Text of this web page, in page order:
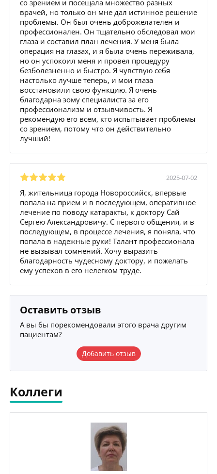
со зрением и посещала множество разных
врачей, но только он мне дал истинное решение
проблемы. Он был очень доброжелателен и
профессионален. Он тщательно обследовал мои
глаза и составил план лечения. У меня была
операция на глазах, и я была очень переживала,
но он успокоил меня и провел процедуру
безболезненно и быстро. Я чувствую себя
настолько лучше теперь, и мои глаза
восстановили свою функцию. Я очень
благодарна эому специалиста за его
профессионализм и отзывчивость. Я
рекомендую его всем, кто испытывает проблемы
со зрением, потому что он действительно
лучший!
2025-07-02
Я, жительница города Новороссийск, впервые
попала на прием и в последующем, оперативное
лечение по поводу катаракты, к доктору Сай
Сергею Александровичу. С первого общения, и в
последующем, в процессе лечения, я поняла, что
попала в надежные руки! Талант профессионала
не вызывал сомнений. Хочу выразить
благодарность чудесному доктору, и пожелать
ему успехов в его нелегком труде.
Оставить отзыв
А вы бы порекомендовали этого врача другим
пациентам?
Добавить отзыв
Коллеги